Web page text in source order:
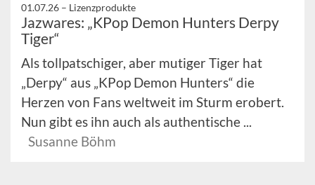
01.07.26 – Lizenzprodukte
Jazwares: „KPop Demon Hunters Derpy
Tiger“
Als tollpatschiger, aber mutiger Tiger hat
„Derpy“ aus „KPop Demon Hunters“ die
Herzen von Fans weltweit im Sturm erobert.
Nun gibt es ihn auch als authentische ...
Susanne Böhm